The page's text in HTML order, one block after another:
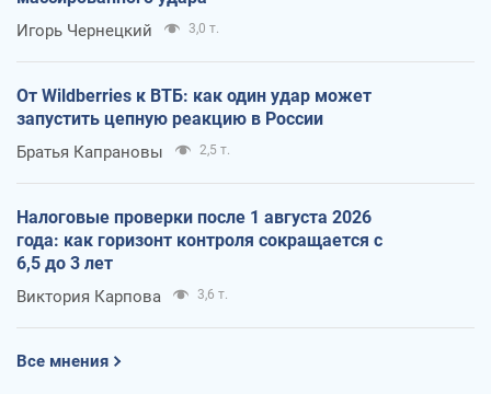
Игорь Чернецкий 3,0 т.
От Wildberries к ВТБ: как один удар может
запустить цепную реакцию в России
Братья Капрановы 2,5 т.
Налоговые проверки после 1 августа 2026
года: как горизонт контроля сокращается с
6,5 до 3 лет
Виктория Карпова 3,6 т.
Все мнения